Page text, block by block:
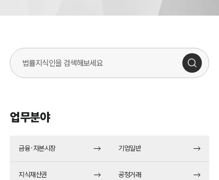
법률지식인 검색창
업무분야
금융·자본시장 기업일반
지식재산권 공정거래